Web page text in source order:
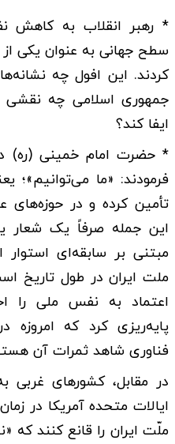
* رهبر انقلاب به کاهش
سطح جهانی به عنوان یکی از
کردند. این افول چه
جمهوری اسلامی چه نقشی
ایفا کند؟
* حضرت امام خمینی (ره)
فرمودند: «ما می‌توانیم»؛
تأمین کرده و در
این جمله صرفاً یک شعار
مبتنی بر سابقه‌ای
ملت ایران در طول تاریخ
اعتماد به نفس ملی را
پایه‌ریزی کرد که
فناوری شاهد ثمرات آن
در مقابل، کشورهای غربی
ایالات متحده آمریکا در
ملّت ایران را قانع کنند که